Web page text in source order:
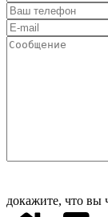
докажите, что вы